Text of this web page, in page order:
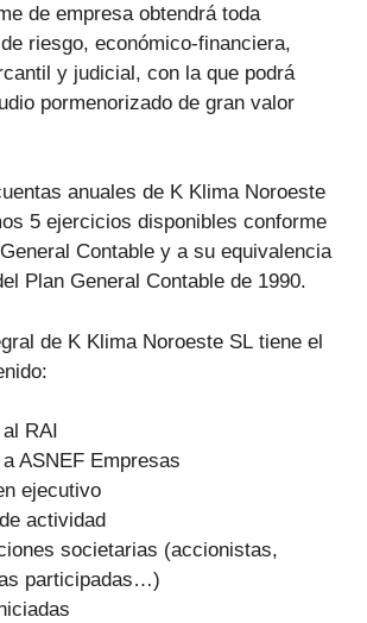
de empresa obtendrá toda
riesgo, económico-financiera,
y judicial, con la que podrá
pormenorizado de gran valor
anuales de K Klima Noroeste
5 ejercicios disponibles conforme
Contable y a su equivalencia
Plan General Contable de 1990.
de K Klima Noroeste SL tiene el
RAI
ASNEF Empresas
ejecutivo
actividad
societarias (accionistas,
participadas…)